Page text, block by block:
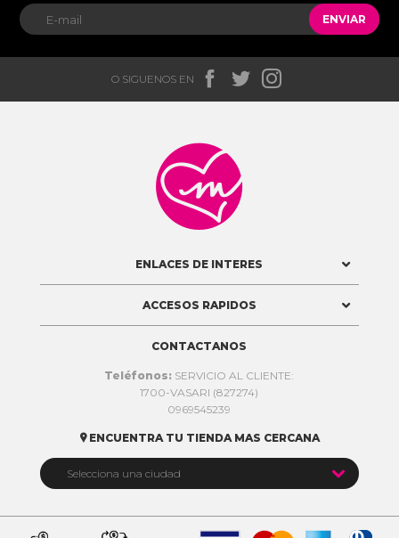
ENVIAR
O SIGUENOS EN   

ENLACES DE INTERES
ACCESOS RAPIDOS
CONTACTANOS
Teléfonos: SERVICIO AL CLIENTE:
1700-VASARI (827274)
0969545239
 ENCUENTRA TU TIENDA MAS CERCANA
Selecciona una ciudad 